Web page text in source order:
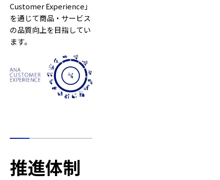
Customer Experience」
を通じて商品・サービス
の品質向上を目指してい
ます。
推進体制